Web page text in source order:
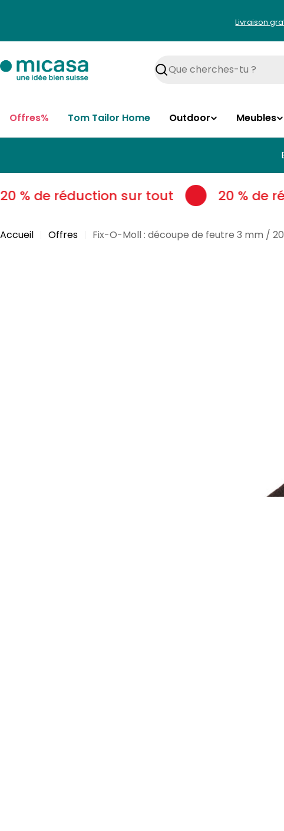
Livraison
Rechercher
Offres% Tom Tailor Home Outdoor Meubles
% de réduction sur tout 20 % de
Accueil Offres Fix-O-Moll : découpe de feutre 3 mm /